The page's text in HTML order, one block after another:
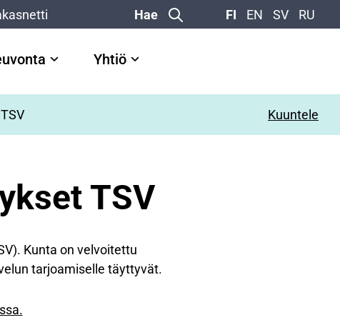
Hae FI EN SV RU
Yhtiö
Kuuntele
TSV
Kunta on velvoitettu
tarjoamiselle täyttyvät.